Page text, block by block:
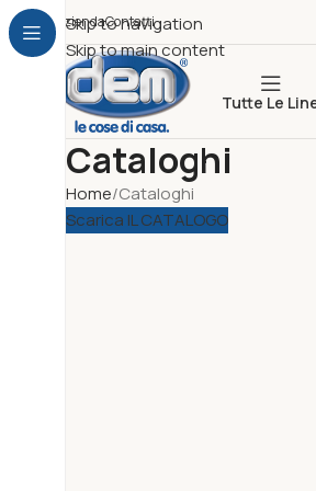
Skip to navigation
Skip to main content
AziendaContatti
Tutte Le
Cataloghi
Home Cataloghi
Scarica IL CATALOGO